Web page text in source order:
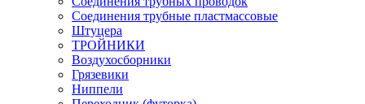
Соединения трубные пластмассовые
Штуцера
ТРОЙНИКИ
Воздухосборники
Грязевики
Ниппели